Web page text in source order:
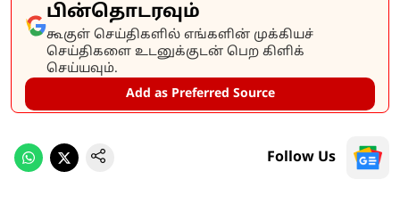
பின்தொடரவும்
கூகுள் செய்திகளில் எங்களின் முக்கியச்
செய்திகளை உடனுக்குடன் பெற கிளிக்
செய்யவும்.
Add as Preferred Source
Follow Us